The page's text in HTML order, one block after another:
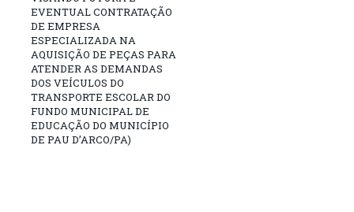
EVENTUAL CONTRATAÇÃO
DE EMPRESA
ESPECIALIZADA NA
AQUISIÇÃO DE PEÇAS PARA
ATENDER AS DEMANDAS
DOS VEÍCULOS DO
TRANSPORTE ESCOLAR DO
FUNDO MUNICIPAL DE
EDUCAÇÃO DO MUNICÍPIO
DE PAU D’ARCO/PA)